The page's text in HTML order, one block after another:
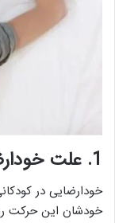
1. علت خودارضایی در کودکان نابالغ
خودارضایی در
خودشان این حرکت